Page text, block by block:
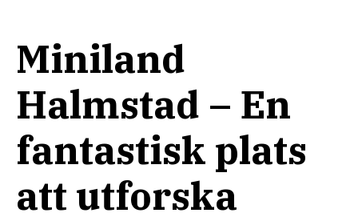
Miniland
Halmstad – En
fantastisk plats
att utforska